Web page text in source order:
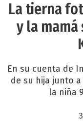
La tierna
y la
En su cuenta de
de su hija junto
la niña